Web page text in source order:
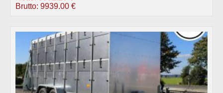
Brutto: 9939.00 €